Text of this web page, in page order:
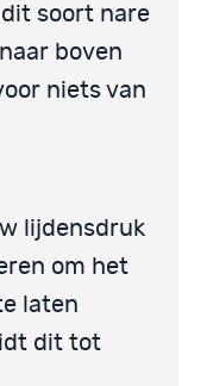
soort nare
boven
niets van
lijdensdruk
om het
laten
dit tot